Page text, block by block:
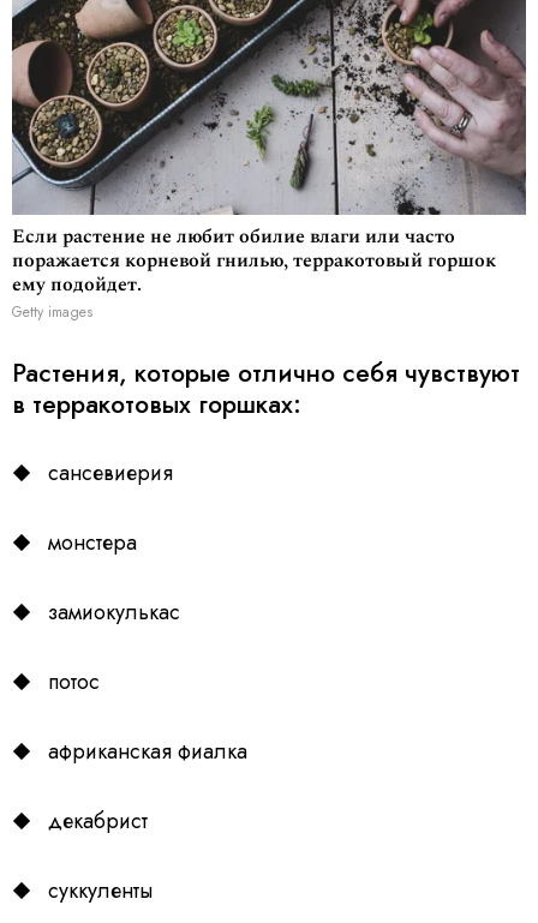
Если растение не любит обилие влаги или часто
поражается корневой гнилью, терракотовый горшок
ему подойдет.
Getty images
Растения, которые отлично себя чувствуют
в терракотовых горшках:
сансевиерия
монстера
замиокулькас
потос
африканская фиалка
декабрист
суккуленты